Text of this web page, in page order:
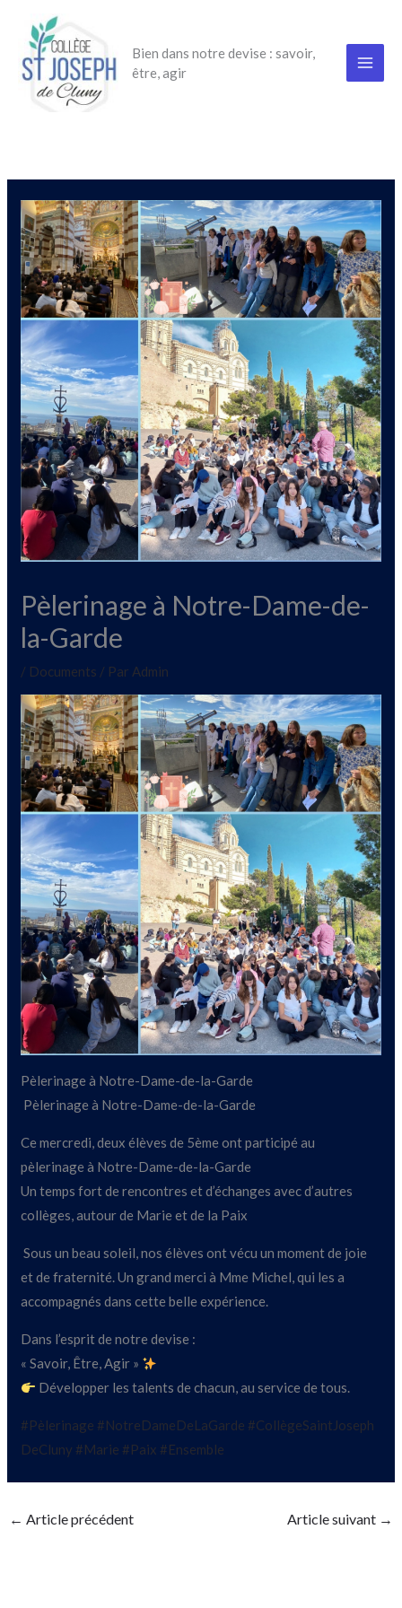
contenu
Bien dans notre devise : savoir,
être, agir
Pèlerinage à Notre-Dame-de-
la-Garde
/ Documents / Par Admin
Pèlerinage à Notre-Dame-de-la-Garde
Pèlerinage à Notre-Dame-de-la-Garde
Ce mercredi, deux élèves de 5ème ont participé au
pèlerinage à Notre-Dame-de-la-Garde
Un temps fort de rencontres et d’échanges avec d’autres
collèges, autour de Marie et de la Paix
Sous un beau soleil, nos élèves ont vécu un moment de joie
et de fraternité. Un grand merci à Mme Michel, qui les a
accompagnés dans cette belle expérience.
Dans l’esprit de notre devise :
« Savoir, Être, Agir »
Développer les talents de chacun, au service de tous.
#Pèlerinage #NotreDameDeLaGarde #CollègeSaintJoseph
DeCluny #Marie #Paix #Ensemble
← Article précédent Article suivant →